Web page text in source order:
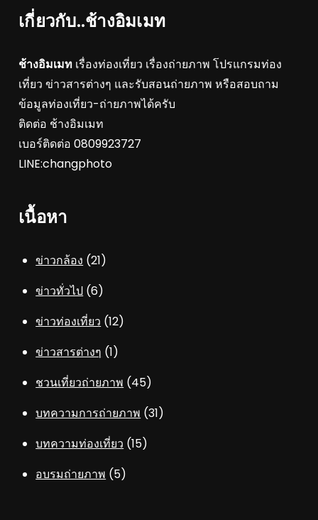
เกี่ยวกับ..ช้างอิมเมท
ช้างอิมเมท เรื่องท่องเที่ยว เรื่องถ่ายภาพ โปรแกรมท่อง
เที่ยว ข่าวสารต่างๆ และรับสอนถ่ายภาพ หรือสอบถาม
ข้อมูลท่องเที่ยว-ถ่ายภาพได้ครับ
ติดต่อ ช้างอิมเมท
เบอร์ติดต่อ 0809923727
LINE:changphoto
เนื้อหา
ข่าวกล้อง (21)
ข่าวทั่วไป (6)
ข่าวท่องเที่ยว (12)
ข่าวสารต่างๆ (1)
ชวนเที่ยวถ่ายภาพ (45)
บทความการถ่ายภาพ (31)
บทความท่องเที่ยว (15)
อบรมถ่ายภาพ (5)